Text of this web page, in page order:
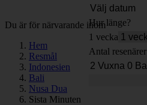
Hur länge?
1 vecka
Antal resenärer
Du är för närvarande inom
Hem
Resmål
Indonesien
Bali
Nusa Dua
Sista Minuten